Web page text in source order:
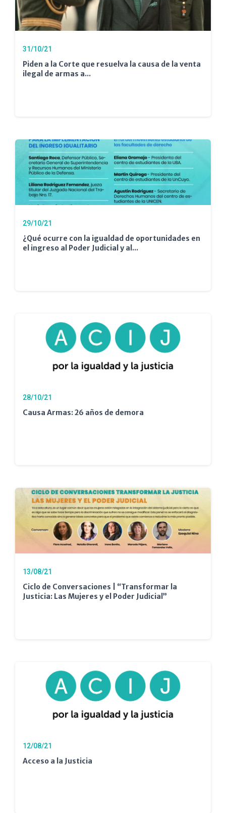
31/10/21
Piden a la Corte que resuelva la causa de la venta
ilegal de armas a...
29/10/21
¿Qué ocurre con la igualdad de oportunidades en
el ingreso al Poder Judicial y al...
28/10/21
Causa Armas: 26 años de demora
13/08/21
Ciclo de Conversaciones | “Transformar la
Justicia: Las Mujeres y el Poder Judicial”
12/08/21
Acceso a la Justicia